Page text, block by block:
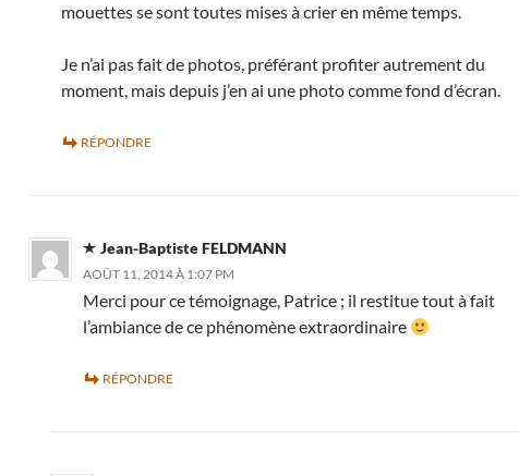
mouettes se sont toutes mises à crier en même temps.
Je n’ai pas fait de photos, préférant profiter autrement du
moment, mais depuis j’en ai une photo comme fond d’écran.
RÉPONDRE
Jean-Baptiste FELDMANN
AOÛT 11, 2014 À 1:07 PM
Merci pour ce témoignage, Patrice ; il restitue tout à fait
l’ambiance de ce phénomène extraordinaire
RÉPONDRE